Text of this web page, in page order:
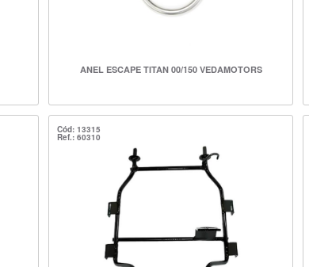
ANEL ESCAPE TITAN 00/150 VEDAMOTORS
Cód: 13315
Ref.: 60310